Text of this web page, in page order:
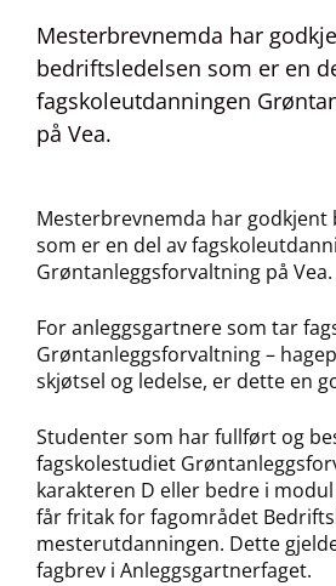
Mesterbrevnemda har
bedriftsledelsen som er en
fagskoleutdanningen
på Vea.
Mesterbrevnemda har godkjent
som er en del av
Grøntanleggsforvaltning på Vea.
For anleggsgartnere som tar
Grøntanleggsforvaltning –
skjøtsel og ledelse, er dette en
Studenter som har fullført og
fagskolestudiet
karakteren D eller bedre i
får fritak for fagområdet
mesterutdanningen. Dette
fagbrev i Anleggsgartnerfaget.